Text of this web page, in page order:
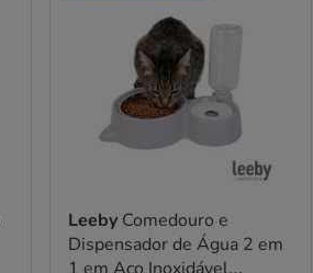
Leeby Comedouro e
Dispensador de Água 2 em